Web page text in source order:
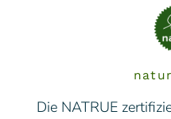
Die NATRUE